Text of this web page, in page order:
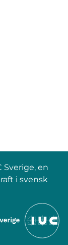
Sverige, en
i svensk